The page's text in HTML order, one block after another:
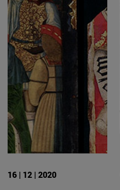
16 | 12 | 2020